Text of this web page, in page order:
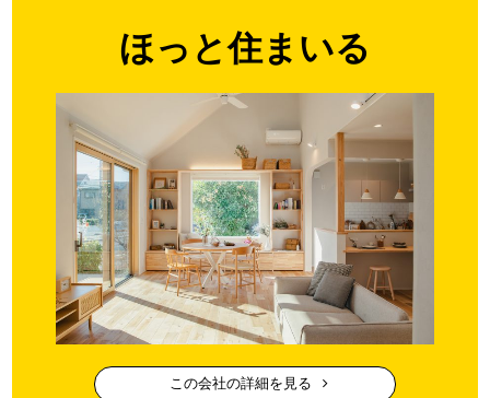
ほっと住まいる
この会社の詳細を見る